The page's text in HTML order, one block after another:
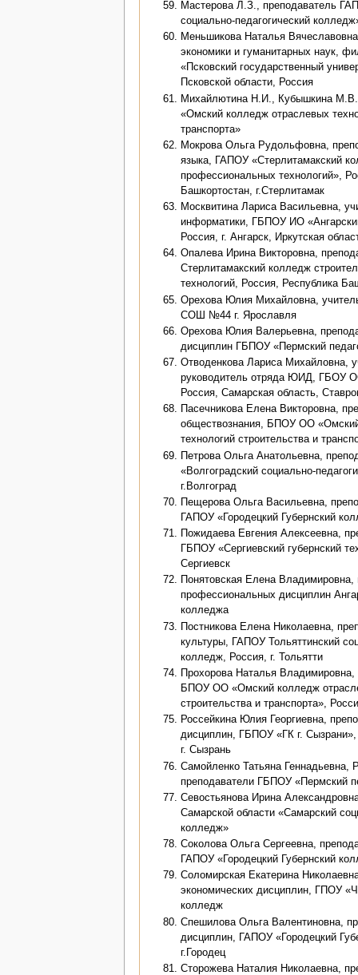
Мастерова Л.З., преподаватель
социально-педагогический
Меньшикова Наталья
экономики и гуманитарных наук,
«Псковский государственный
Псковской области, Россия
Михайлютина Н.И., Кубышкина
«Омский колледж отраслевых
транспорта»
Мокрова Ольга Рудольфовна,
языка, ГАПОУ «Стерлитамакский
профессиональных технологий»,
Башкортостан, г.Стерлитамак
Москвитина Лариса Васильевна,
информатики, ГБПОУ ИО
Россия, г. Ангарск, Иркутская
Опалева Ирина Викторовна,
Стерлитамакский колледж
технологий, Россия, Республика
Орехова Юлия Михайловна,
СОШ №44 г. Ярославля
Орехова Юлия Валерьевна,
дисциплин ГБПОУ «Пермский
Отводенкова Лариса Михайловна,
руководитель отряда ЮИД, ГБОУ
Россия, Самарская область,
Пасечникова Елена Викторовна,
обществознания, БПОУ ОО
технологий строительства и
Петрова Ольга Анатольевна,
«Волгоградский социально-
г.Волгоград
Пещерова Ольга Васильевна,
ГАПОУ «Городецкий Губернский
Пожидаева Евгения Алексеевна,
ГБПОУ «Сергиевский губернский
Сергиевск
Понятовская Елена Владимировна,
профессиональных дисциплин
колледжа
Постникова Елена Николаевна,
культуры, ГАПОУ Тольяттинский
колледж, Россия, г. Тольятти
Прохорова Наталья
БПОУ ОО «Омский колледж
строительства и транспорта»,
Россейкина Юлия Георгиевна,
дисциплин, ГБПОУ «ГК г.
г. Сызрань
Самойленко Татьяна Геннадьевна,
преподаватели ГБПОУ «Пермский
Севостьянова Ирина
Самарской области «Самарский
колледж»
Соколова Ольга Сергеевна,
ГАПОУ «Городецкий Губернский
Соломирская Екатерина
экономических дисциплин, ГПОУ
колледж
Спешилова Ольга Валентиновна,
дисциплин, ГАПОУ «Городецкий
г.Городец
Сторожева Наталия Николаевна,